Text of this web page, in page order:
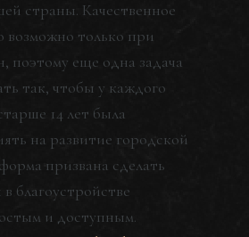
страны. Качественное
возможно только при
поэтому еще одна задача
так, чтобы у каждого
14 лет была
на развитие городской
призвана сделать
благоустройстве
и доступным.